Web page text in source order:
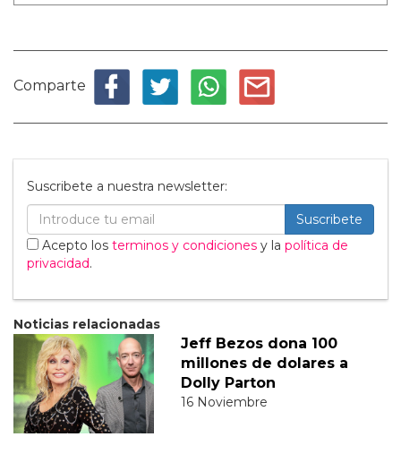
Comparte
Suscribete a nuestra newsletter:
Suscribete
Acepto los terminos y condiciones y la política de
privacidad.
Noticias relacionadas
Jeff Bezos dona 100
millones de dolares a
Dolly Parton
16 Noviembre